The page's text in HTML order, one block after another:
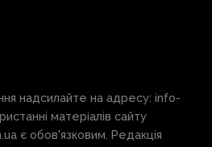
надсилайте на адресу: info-
матеріалів сайту
є обов'язковим. Редакція